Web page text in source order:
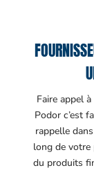
Faire appel
Podor c’est
rappelle
long de votre
du produits